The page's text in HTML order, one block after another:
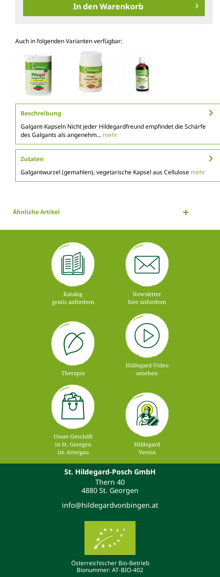
In den Warenkorb
Auch in folgenden Varianten verfügbar:
Beschreibung
Galgant-Kapseln Nicht jeder Hildegardfreund empfindet die Schärfe
des Galgants als angenehm... mehr
Zutaten
Galgantwurzel (gemahlen), vegetarische Kapsel aus Cellulose mehr
Ähnliche Artikel
Katalog
gratis anfordern
Newsletter
hier anfordern
Therapie
Hildegard-Video
ansehen
Unser Geschäft
in St. Georgen
im Attergau
Hildegard
Verein
St. Hildegard-Posch GmbH
Thern 40
4880 St. Georgen
info@hildegardvonbingen.at
Österreichischer Bio-Betrieb
Bionummer: AT-BIO-402